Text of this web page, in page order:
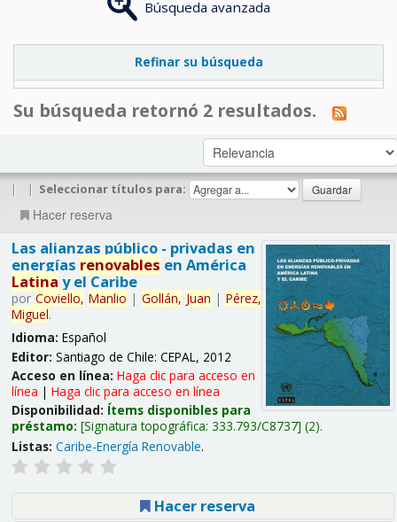
Búsqueda avanzada
Refinar su búsqueda
Su búsqueda retornó 2 resultados.
| | Seleccionar títulos para:
Hacer reserva
Las alianzas público - privadas en
energías renovables en América
Latina y el Caribe
por Coviello, Manlio | Gollán, Juan | Pérez,
Miguel.
Idioma: Español
Editor: Santiago de Chile: CEPAL, 2012
Acceso en línea: Haga clic para acceso en
línea | Haga clic para acceso en línea
Disponibilidad: Ítems disponibles para
préstamo: Signatura topográfica: 333.793/C8737 (2).
Listas: Caribe-Energía Renovable.
Hacer reserva